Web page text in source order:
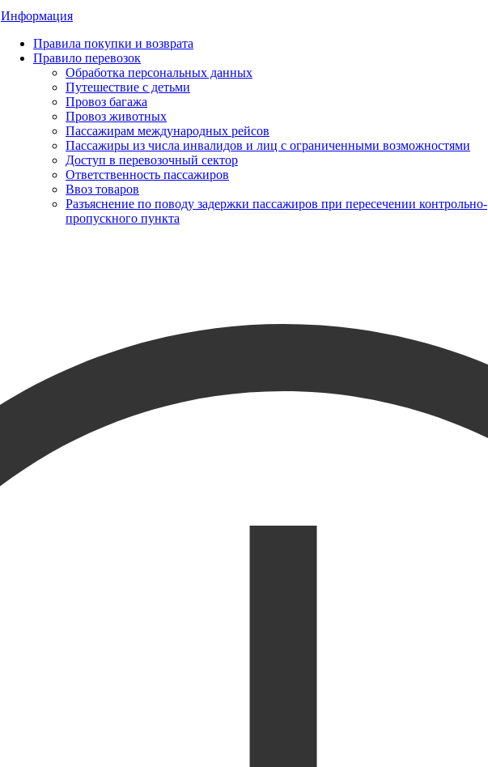
Информация
Правила покупки и возврата
Правило перевозок
Обработка персональных данных
Путешествие с детьми
Провоз багажа
Провоз животных
Пассажирам международных рейсов
Пассажиры из числа инвалидов и лиц с ограниченными возможностями
Доступ в перевозочный сектор
Ответственность пассажиров
Ввоз товаров
Разъяснение по поводу задержки пассажиров при пересечении контрольно-
пропускного пункта